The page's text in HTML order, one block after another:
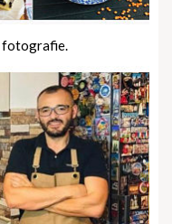
fotografie.